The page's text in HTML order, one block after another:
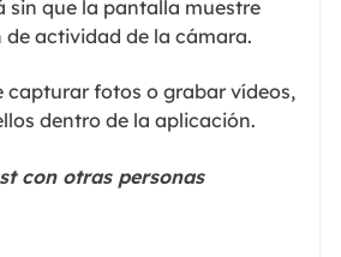
sin que la pantalla muestre
actividad de la cámara.
capturar fotos o grabar vídeos,
dentro de la aplicación.
con otras personas